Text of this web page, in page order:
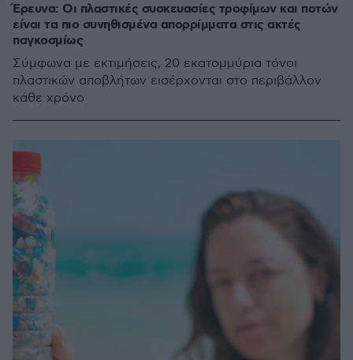
Έρευνα: Οι πλαστικές συσκευασίες τροφίμων και ποτών
είναι τα πιο συνηθισμένα απορρίμματα στις ακτές
παγκοσμίως
Σύμφωνα με εκτιμήσεις, 20 εκατομμύρια τόνοι
πλαστικών αποβλήτων εισέρχονται στο περιβάλλον
κάθε χρόνο